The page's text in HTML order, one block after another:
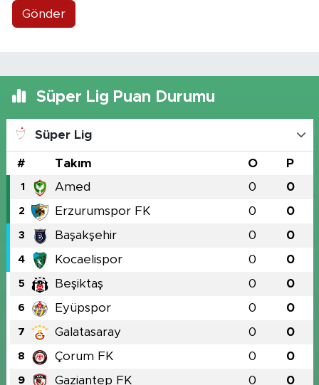
Gönder
Süper Lig Puan Durumu
Süper Lig
# Takım O P
1 Amed 0 0
2 Erzurumspor FK 0 0
3 Başakşehir 0 0
4 Kocaelispor 0 0
5 Beşiktaş 0 0
6 Eyüpspor 0 0
7 Galatasaray 0 0
8 Çorum FK 0 0
9 Gaziantep FK 0 0